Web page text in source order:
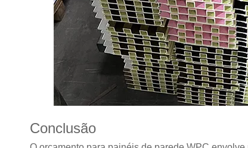
Conclusão